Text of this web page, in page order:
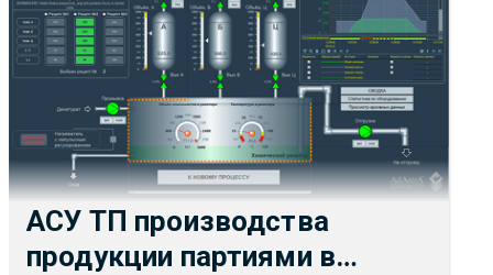
АСУ ТП производства
продукции партиями в